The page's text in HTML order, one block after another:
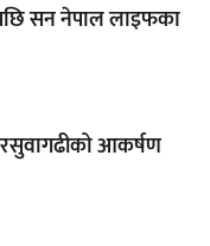
सन नेपाल लाइफका
रसुवागढीको आकर्षण